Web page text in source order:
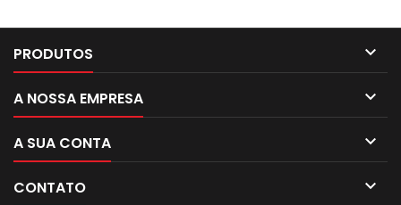
PRODUTOS 
A NOSSA EMPRESA 
A SUA CONTA 
CONTATO 